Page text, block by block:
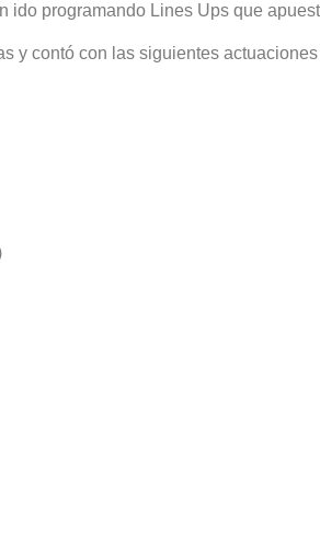
ido programando Lines Ups que
y contó con las siguientes actuaciones